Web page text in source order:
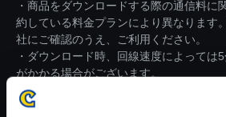
・商品をダウンロードする際の通信料に
約している料金プランにより異なります
社にご確認のうえ、ご利用ください。
・ダウンロード時、回線速度によっては
がかかる場合がございます。
※ご購入いただいたファイルのダウンロ
が安定しているWifi環境でお試しください